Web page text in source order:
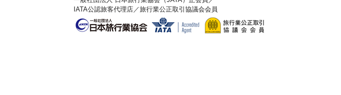
IATA公認旅客代理店／旅行業公正取引協議会会員